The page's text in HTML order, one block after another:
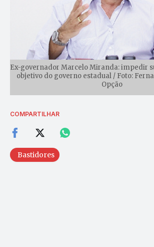
Ex-governador Marcelo Miranda: impedir
objetivo do governo estadual / Foto:
Opção
COMPARTILHAR
Bastidores